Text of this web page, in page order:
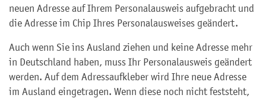
neuen Adresse auf Ihrem Personalausweis aufgebracht und
die Adresse im Chip Ihres Personalausweises geändert.
Auch wenn Sie ins Ausland ziehen und keine Adresse mehr
in Deutschland haben, muss Ihr Personalausweis geändert
werden. Auf dem Adressaufkleber wird Ihre neue Adresse
im Ausland eingetragen. Wenn diese noch nicht feststeht,